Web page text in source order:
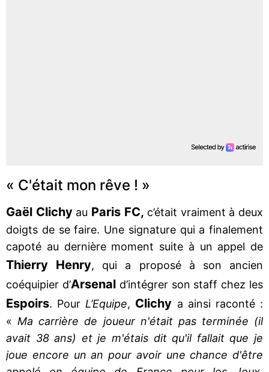
« C'était mon rêve ! »
Gaël Clichyau Paris FC, c’était vraiment à deux
doigts de se faire. Une signature qui a finalement
capoté au dernière moment suite à un appel de
Thierry Henry, qui a proposé à son ancien
coéquipier d’Arsenald’intégrer son staff chez les
Espoirs. Pour L’Equipe, Clichy a ainsi raconté :
« Ma carrière de joueur n'était pas terminée (il
avait 38 ans) et je m'étais dit qu'il fallait que je
joue encore un an pour avoir une chance d'être